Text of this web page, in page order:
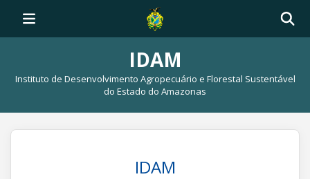
IDAM
Instituto de Desenvolvimento Agropecuário e Florestal Sustentável
do Estado do Amazonas
IDAM